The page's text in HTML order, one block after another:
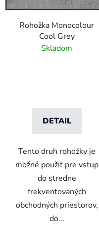
Rohožka Monocolour
Cool Grey
Skladom
DETAIL
Tento druh rohožky je
možné použiť pre vstup
do stredne
frekventovaných
obchodných priestorov,
do...